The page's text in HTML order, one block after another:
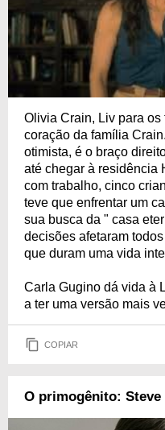
Olivia Crain, Liv para
coração da família
otimista, é o braço
até chegar à residência
com trabalho, cinco
teve que enfrentar um
sua busca da " casa
decisões afetaram
que duram uma vida
Carla Gugino dá vida à
a ter uma versão mais
COPIAR
O primogênito: Steve